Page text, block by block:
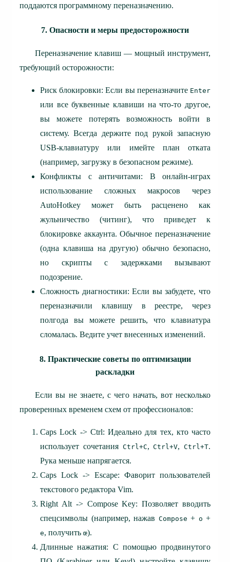
поддаются программному переназначению.
7. Опасности и меры предосторожности
Переназначение клавиш — мощный инструмент,
требующий осторожности:
Риск блокировки: Если вы переназначите Enter
или все буквенные клавиши на что-то другое,
вы можете потерять возможность войти в
систему. Всегда держите под рукой запасную
USB-клавиатуру или имейте план отката
(например, загрузку в безопасном режиме).
Конфликты с античитами: В онлайн-играх
использование сложных макросов через
AutoHotkey может быть расценено как
жульничество (читинг), что приведет к
блокировке аккаунта. Обычное переназначение
(одна клавиша на другую) обычно безопасно,
но скрипты с задержками вызывают
подозрение.
Сложность диагностики: Если вы забудете, что
переназначили клавишу в реестре, через
полгода вы можете решить, что клавиатура
сломалась. Ведите учет внесенных изменений.
8. Практические советы по оптимизации
раскладки
Если вы не знаете, с чего начать, вот несколько
проверенных временем схем от профессионалов:
Caps Lock -> Ctrl: Идеально для тех, кто часто
использует сочетания Ctrl+C,Ctrl+V, Ctrl+T.
Рука меньше напрягается.
Caps Lock -> Escape: Фаворит пользователей
текстового редактора Vim.
Right Alt -> Compose Key: Позволяет вводить
спецсимволы (например, нажав Compose + o +
e, получить œ).
Длинные нажатия: С помощью продвинутого